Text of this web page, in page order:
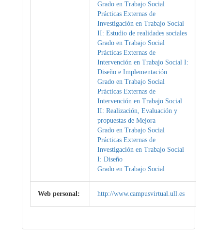
Grado en Trabajo Social
Prácticas Externas de
Investigación en Trabajo Social
II: Estudio de realidades sociales
Grado en Trabajo Social
Prácticas Externas de
Intervención en Trabajo Social I:
Diseño e Implementación
Grado en Trabajo Social
Prácticas Externas de
Intervención en Trabajo Social
II: Realización, Evaluación y
propuestas de Mejora
Grado en Trabajo Social
Prácticas Externas de
Investigación en Trabajo Social
I: Diseño
Grado en Trabajo Social
Web personal: http://www.campusvirtual.ull.es